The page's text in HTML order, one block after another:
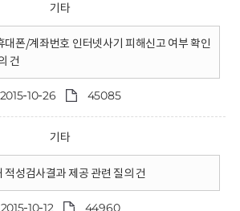
기타
대폰/계좌번호 인터넷사기 피해신고 여부 확인
건
2015-10-26 45085
기타
성검사결과 제공 관련 질의 건
2015-10-12 44960